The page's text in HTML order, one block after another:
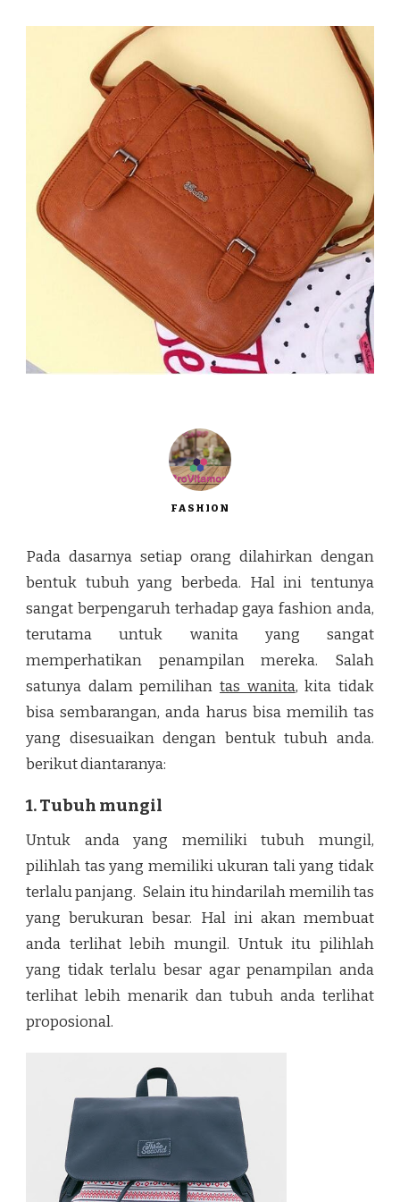
FASHION
Pada dasarnya setiap orang dilahirkan dengan
bentuk tubuh yang berbeda. Hal ini tentunya
sangat berpengaruh terhadap gaya fashion anda,
terutama untuk wanita yang sangat
memperhatikan penampilan mereka. Salah
satunya dalam pemilihan tas wanita, kita tidak
bisa sembarangan, anda harus bisa memilih tas
yang disesuaikan dengan bentuk tubuh anda.
berikut diantaranya:
1. Tubuh mungil
Untuk anda yang memiliki tubuh mungil,
pilihlah tas yang memiliki ukuran tali yang tidak
terlalu panjang. Selain itu hindarilah memilih tas
yang berukuran besar. Hal ini akan membuat
anda terlihat lebih mungil. Untuk itu pilihlah
yang tidak terlalu besar agar penampilan anda
terlihat lebih menarik dan tubuh anda terlihat
proposional.